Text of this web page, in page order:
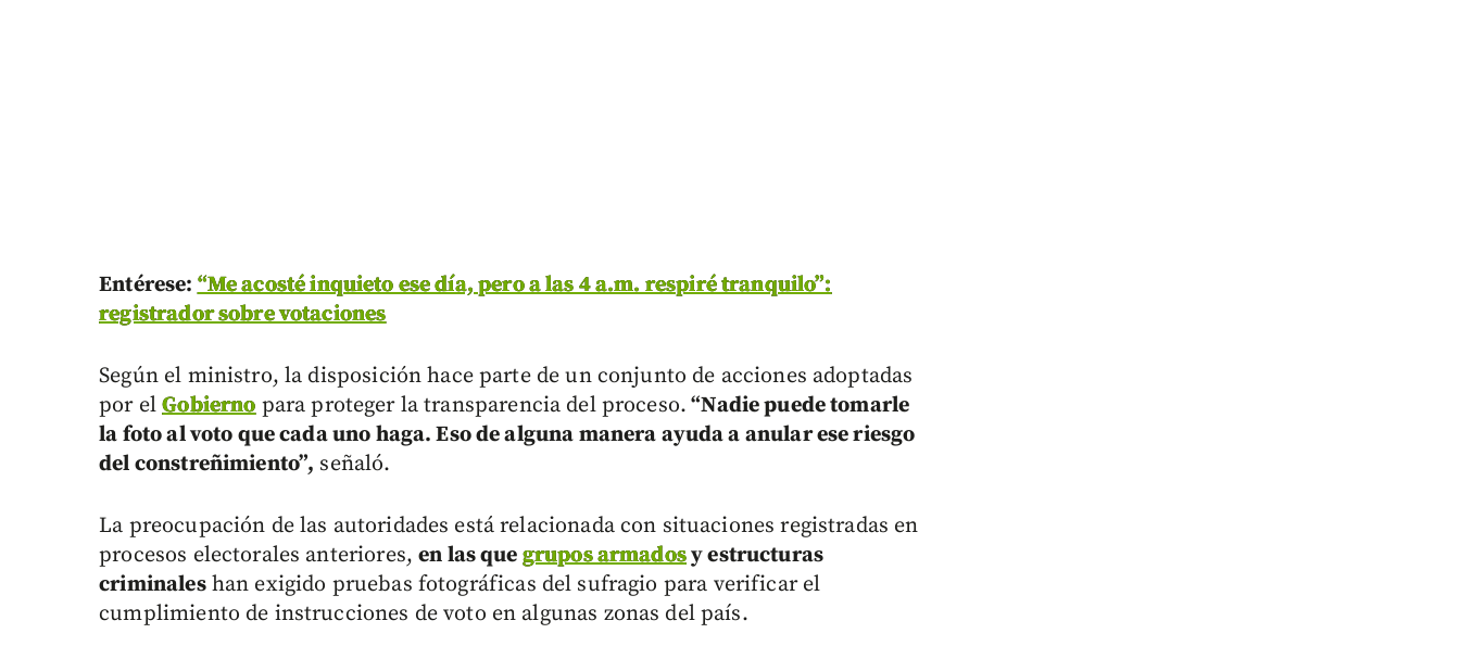
Entérese:“Me acosté inquieto ese día, pero a las 4 a.m. respiré tranquilo”:
registrador sobre votaciones
Según el ministro, la disposición hace parte de un conjunto de acciones adoptadas
por elGobiernopara proteger la transparencia del proceso. “Nadie puede tomarle
la foto al voto que cada uno haga. Eso de alguna manera ayuda a anular ese riesgo
del constreñimiento”, señaló.
La preocupación de las autoridades está relacionada con situaciones registradas en
procesos electorales anteriores,en las que grupos armadosy estructuras
criminaleshan exigido pruebas fotográficas del sufragio para verificar el
cumplimiento de instrucciones de voto en algunas zonas del país.